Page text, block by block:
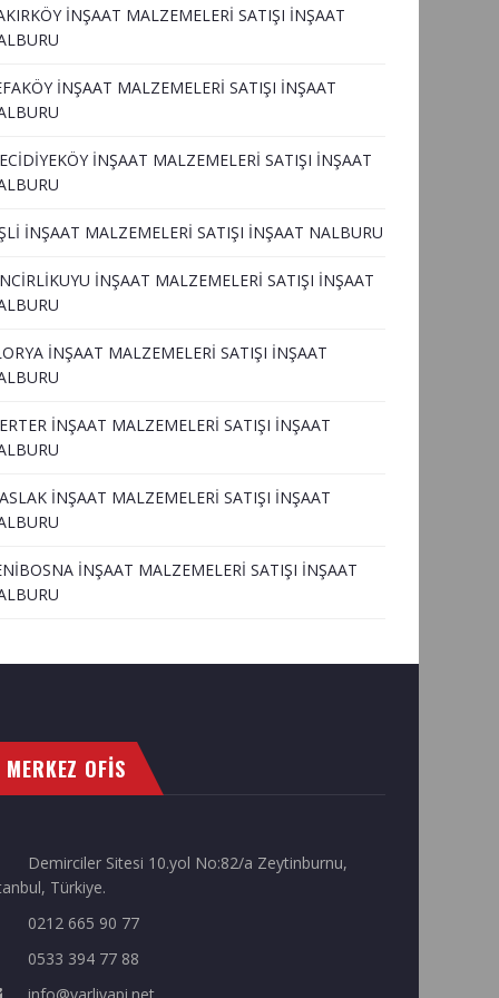
İNŞAAT MALZEMELERİ SATIŞI İNŞAAT
İNŞAAT MALZEMELERİ SATIŞI İNŞAAT
İNŞAAT MALZEMELERİ SATIŞI İNŞAAT
İNŞAAT MALZEMELERİ SATIŞI İNŞAAT NALBURU
İNŞAAT MALZEMELERİ SATIŞI İNŞAAT
İNŞAAT MALZEMELERİ SATIŞI İNŞAAT
İNŞAAT MALZEMELERİ SATIŞI İNŞAAT
İNŞAAT MALZEMELERİ SATIŞI İNŞAAT
İNŞAAT MALZEMELERİ SATIŞI İNŞAAT
MERKEZ OFİS
Demirciler Sitesi 10.yol No:82/a Zeytinburnu,
Türkiye.
0212 665 90 77
0533 394 77 88